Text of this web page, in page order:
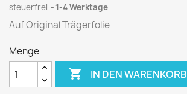
steuerfrei
1-4 Werktage
Auf Original Trägerfolie
Menge
 IN DEN WARENKORB